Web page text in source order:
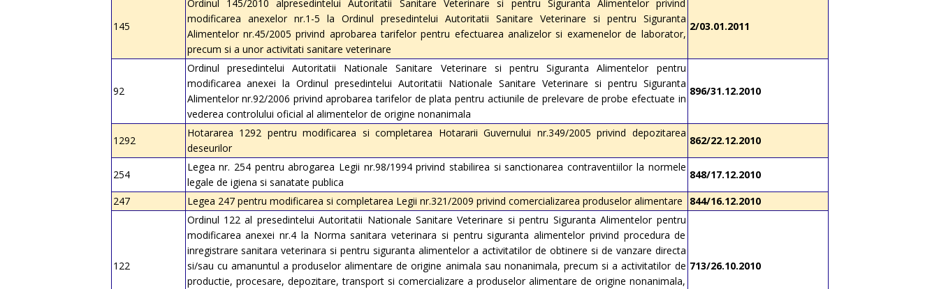
145
Ordinul 145/2010 alpresedintelui Autoritatii Sanitare Veterinare si pentru Siguranta Alimentelor privind
modificarea anexelor nr.1-5 la Ordinul presedintelui Autoritatii Sanitare Veterinare si pentru Siguranta
Alimentelor nr.45/2005 privind aprobarea tarifelor pentru efectuarea analizelor si examenelor de laborator,
precum si a unor activitati sanitare veterinare
2/03.01.2011
92
Ordinul presedintelui Autoritatii Nationale Sanitare Veterinare si pentru Siguranta Alimentelor pentru
modificarea anexei la Ordinul presedintelui Autoritatii Nationale Sanitare Veterinare si pentru Siguranta
Alimentelor nr.92/2006 privind aprobarea tarifelor de plata pentru actiunile de prelevare de probe efectuate in
vederea controlului oficial al alimentelor de origine nonanimala
896/31.12.2010
1292
Hotararea 1292 pentru modificarea si completarea Hotararii Guvernului nr.349/2005 privind depozitarea
deseurilor
862/22.12.2010
254
Legea nr. 254 pentru abrogarea Legii nr.98/1994 privind stabilirea si sanctionarea contraventiilor la normele
legale de igiena si sanatate publica
848/17.12.2010
247
Legea 247 pentru modificarea si completarea Legii nr.321/2009 privind comercializarea produselor alimentare 844/16.12.2010
122
Ordinul 122 al presedintelui Autoritatii Nationale Sanitare Veterinare si pentru Siguranta Alimentelor pentru
modificarea anexei nr.4 la Norma sanitara veterinara si pentru siguranta alimentelor privind procedura de
inregistrare sanitara veterinara si pentru siguranta alimentelor a activitatilor de obtinere si de vanzare directa
si/sau cu amanuntul a produselor alimentare de origine animala sau nonanimala, precum si a activitatilor de
productie, procesare, depozitare, transport si comercializare a produselor alimentare de origine nonanimala,
713/26.10.2010